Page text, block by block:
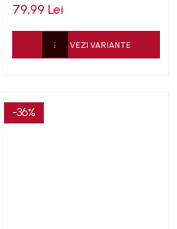
79,99 Lei
VEZI VARIANTE
-36%